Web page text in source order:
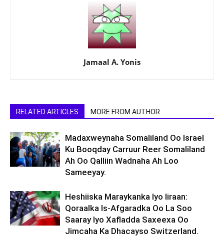
Jamaal A. Yonis
RELATED ARTICLES MORE FROM AUTHOR
Madaxweynaha Somaliland Oo Israel
Ku Booqday Carruur Reer Somaliland
Ah Oo Qalliin Wadnaha Ah Loo
Sameeyay.
Heshiiska Maraykanka Iyo Iiraan:
Qoraalka Is-Afgaradka Oo La Soo
Saaray Iyo Xafladda Saxeexa Oo
Jimcaha Ka Dhacayso Switzerland.